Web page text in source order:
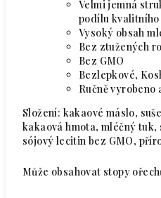
Velmi jemná
podílu kvalitního
Vysoký obsah
Bez ztužených
Bez GMO
Bezlepkové,
Ručně vyrobeno
Složení: kakaové máslo,
kakaová hmota, mléčný
sójový lecitin bez GMO,
Může obsahovat stopy